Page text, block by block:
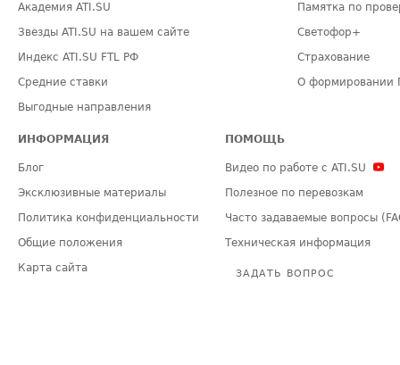
Академия ATI.SU
Звезды ATI.SU на вашем сайте
Индекс ATI.SU FTL РФ
Средние ставки
Выгодные направления
Памятка по
Светофор+
Страхование
О формировании
ИНФОРМАЦИЯ
Блог
Эксклюзивные материалы
Политика конфиденциальности
Общие положения
Карта сайта
ПОМОЩЬ
Видео по работе с ATI.SU
Полезное по перевозкам
Часто задаваемые вопросы
Техническая информация
ЗАДАТЬ ВОПРОС